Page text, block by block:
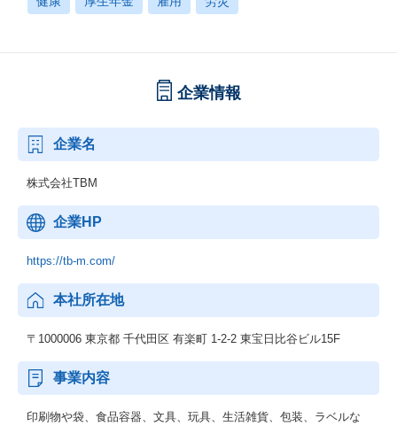
企業情報
企業名
株式会社TBM
企業HP
https://tb-m.com/
本社所在地
〒1000006 東京都 千代田区 有楽町 1-2-2 東宝日比谷ビル15F
事業内容
印刷物や袋、食品容器、文具、玩具、生活雑貨、包装、ラベルな